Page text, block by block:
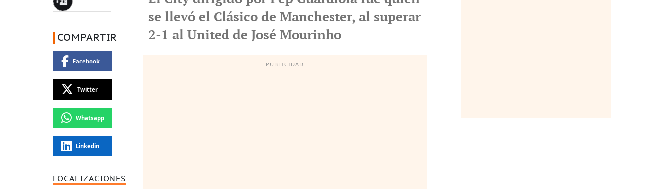
COMPARTIR
Facebook
Twitter
Whatsapp
Linkedin
LOCALIZACIONES
se llevó el Clásico de Manchester, al superar
2-1 al United de José Mourinho
PUBLICIDAD